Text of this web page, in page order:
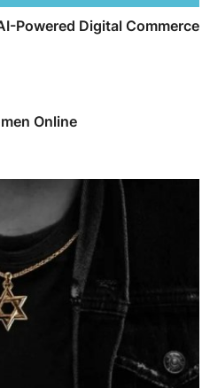
Powered Digital Commerce
Online